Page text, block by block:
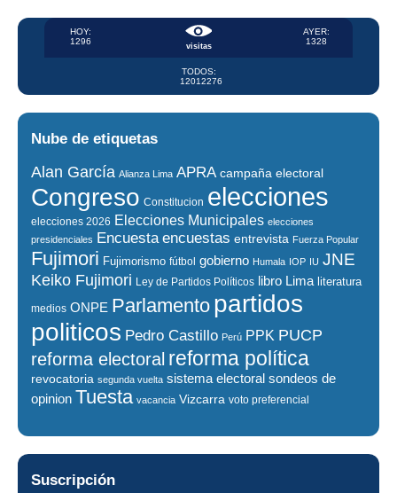
visitas
HOY:
1296
AYER:
1328
TODOS:
12012276
Nube de etiquetas
Alan García Alianza Lima APRA campaña electoral
Congreso Constitucion elecciones
elecciones 2026 Elecciones Municipales elecciones
presidenciales Encuesta encuestas entrevista Fuerza Popular
Fujimori Fujimorismo fútbol gobierno Humala IOP IU JNE
Keiko Fujimori Ley de Partidos Políticos libro Lima literatura
medios ONPE Parlamento partidos
politicos Pedro Castillo Perú PPK PUCP
reforma electoral reforma política
revocatoria segunda vuelta sistema electoral sondeos de
opinion Tuesta vacancia Vizcarra voto preferencial
Suscripción